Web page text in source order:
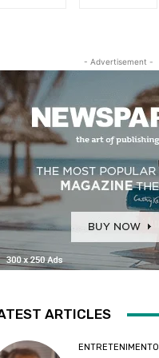
- Advertisement -
ARTICLES
ENTRETENIMENTO